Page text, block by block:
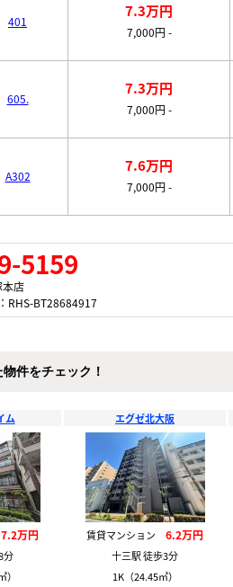
401
7.3万円
7,000円 -
605.
7.3万円
7,000円 -
A302
7.6万円
7,000円 -
5159
本店
RHS-BT28684917
件をチェック！
ム
7.2万円
分
エグゼ北大阪
賃貸マンション 6.2万円
十三駅 徒歩3分
1K（24.45㎡）